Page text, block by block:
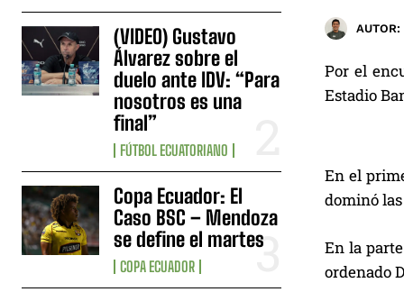
(VIDEO) Gustavo
Álvarez sobre el
duelo ante IDV: “Para
nosotros es una
final”
FÚTBOL ECUATORIANO
Copa Ecuador: El
Caso BSC – Mendoza
se define el martes
COPA ECUADOR
AUTOR:
Por el
Estadio
En el
dominó
En la
ordenado